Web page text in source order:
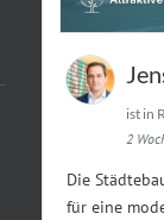
ist in
2
Die
für eine